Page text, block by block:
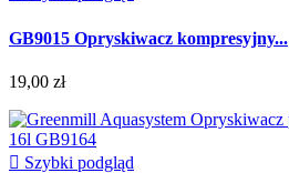
GB9015 Opryskiwacz kompresyjny...
19,00 zł
 Szybki podgląd